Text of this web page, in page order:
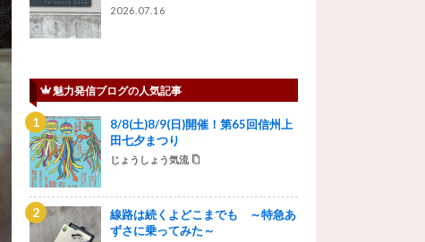
2026.07.16
魅力発信ブログの人気記事
8/8(土)8/9(日)開催！第65回信州上
田七夕まつり
じょうしょう気流
線路は続くよどこまでも ～特急あ
ずさに乗ってみた～